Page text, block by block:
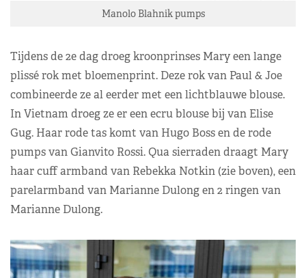
Manolo Blahnik pumps
Tijdens de 2e dag droeg kroonprinses Mary een lange
plissé rok met bloemenprint. Deze rok van Paul & Joe
combineerde ze al eerder met een lichtblauwe blouse.
In Vietnam droeg ze er een ecru blouse bij van Elise
Gug. Haar rode tas komt van Hugo Boss en de rode
pumps van Gianvito Rossi. Qua sierraden draagt Mary
haar cuff armband van Rebekka Notkin (zie boven), een
parelarmband van Marianne Dulong en 2 ringen van
Marianne Dulong.